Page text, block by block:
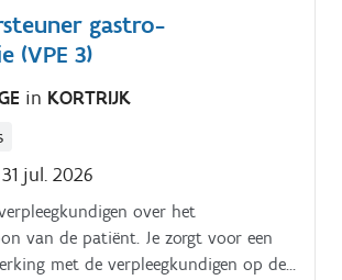
gastro-
(VPE 3)
in KORTRIJK
jul. 2026
over het
van de patiënt. Je zorgt voor een
met de verpleegkundigen op de